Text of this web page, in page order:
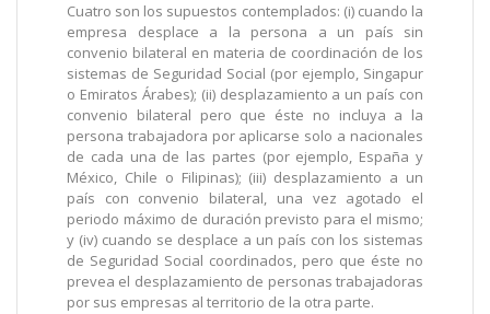
Cuatro son los supuestos contemplados: (i) cuando la
empresa desplace a la persona a un país sin
convenio bilateral en materia de coordinación de los
sistemas de Seguridad Social (por ejemplo, Singapur
o Emiratos Árabes); (ii) desplazamiento a un país con
convenio bilateral pero que éste no incluya a la
persona trabajadora por aplicarse solo a nacionales
de cada una de las partes (por ejemplo, España y
México, Chile o Filipinas); (iii) desplazamiento a un
país con convenio bilateral, una vez agotado el
periodo máximo de duración previsto para el mismo;
y (iv) cuando se desplace a un país con los sistemas
de Seguridad Social coordinados, pero que éste no
prevea el desplazamiento de personas trabajadoras
por sus empresas al territorio de la otra parte.